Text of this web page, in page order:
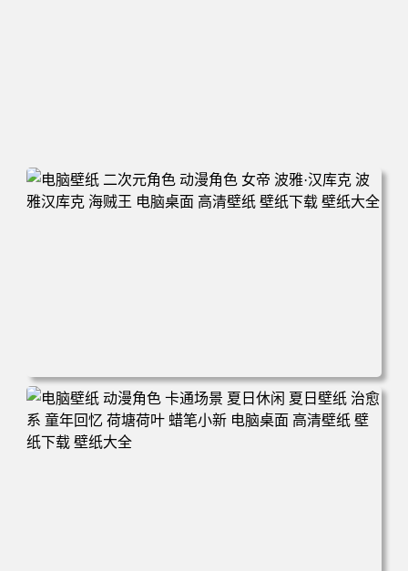
电脑壁纸 二次元角色 动漫角色 女帝 波雅·汉库克 波雅汉库
克 海贼王 电脑桌面 高清壁纸 壁纸下载 壁纸大全